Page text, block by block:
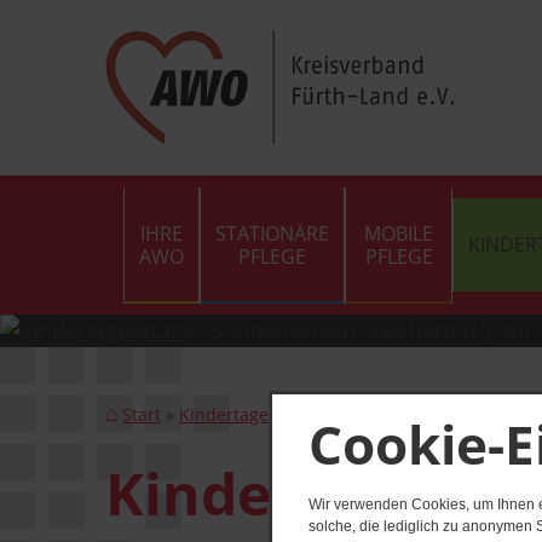
Cookie-
Wir verwenden Cookies, um
solche, die lediglich zu anonymen
IHRE
AWO
STATIONÄRE
PFLEGE
MOBILE
PFLEGE
Start Kindertageseinrichtungen